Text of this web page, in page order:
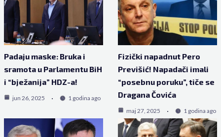
Padaju maske: Bruka i
sramota u Parlamentu BiH
i “bježanija” HDZ-a!
jun 26, 2025 1 godina ago
Fizički napadnut Pero
Previšić! Napadači imali
“posebnu poruku”, tiče se
Dragana Čovića
maj 27, 2025 1 godina ago